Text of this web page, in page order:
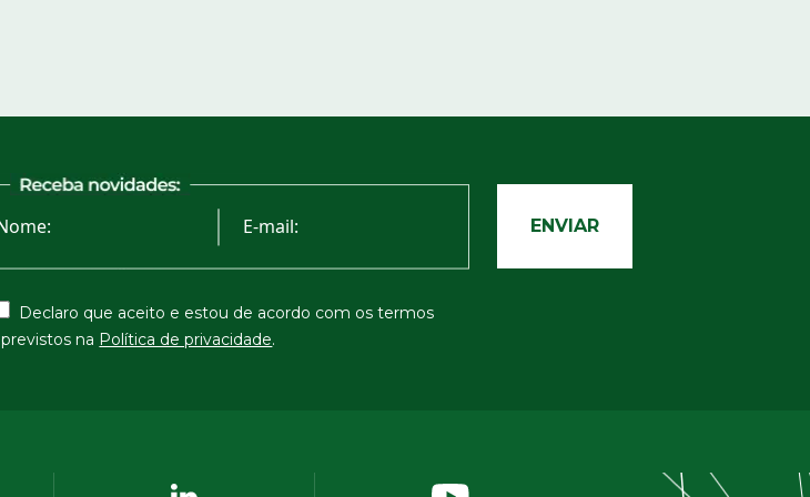
Declaro que aceito e estou de acordo com os termos
previstos na Política de privacidade.